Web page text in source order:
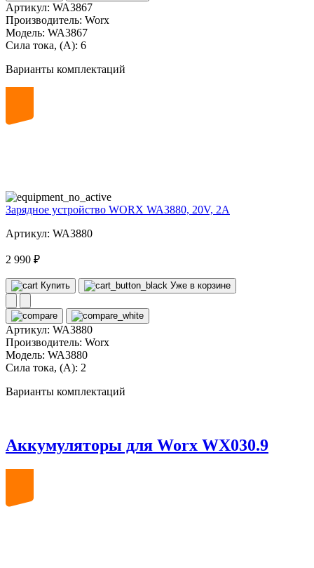
Артикул: WA3867
Производитель: Worx
Модель: WA3867
Сила тока, (А): 6
Варианты комплектаций
Зарядное устройство WORX WA3880, 20V, 2A
Артикул: WA3880
2 990 ₽
Купить Уже в корзине
Артикул: WA3880
Производитель: Worx
Модель: WA3880
Сила тока, (А): 2
Варианты комплектаций
Аккумуляторы для Worx WX030.9